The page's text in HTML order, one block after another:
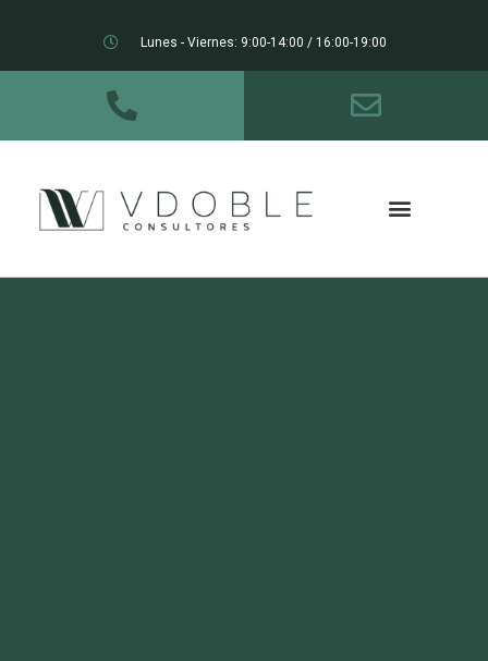
Lunes - Viernes: 9:00-14:00 / 16:00-19:00